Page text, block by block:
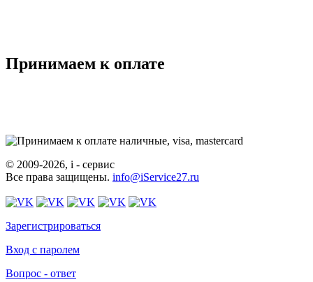
Принимаем к оплате
© 2009-2026, i - сервис
Все права защищены. info@iService27.ru
Зарегистрироваться
Вход с паролем
Вопрос - ответ